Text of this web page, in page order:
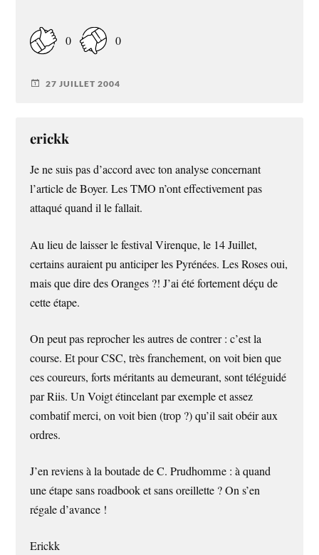
0 0
27 JUILLET 2004
erickk
Je ne suis pas d’accord avec ton analyse concernant
l’article de Boyer. Les TMO n’ont effectivement pas
attaqué quand il le fallait.
Au lieu de laisser le festival Virenque, le 14 Juillet,
certains auraient pu anticiper les Pyrénées. Les Roses oui,
mais que dire des Oranges ?! J’ai été fortement déçu de
cette étape.
On peut pas reprocher les autres de contrer : c’est la
course. Et pour CSC, très franchement, on voit bien que
ces coureurs, forts méritants au demeurant, sont téléguidé
par Riis. Un Voigt étincelant par exemple et assez
combatif merci, on voit bien (trop ?) qu’il sait obéir aux
ordres.
J’en reviens à la boutade de C. Prudhomme : à quand
une étape sans roadbook et sans oreillette ? On s’en
régale d’avance !
Erickk